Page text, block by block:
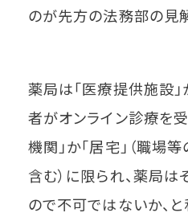
のが先方の法務部の見
薬局は「医療提供施設」
者がオンライン診療を
機関」か「居宅」（職場
含む）に限られ、薬局
ので不可ではないか、